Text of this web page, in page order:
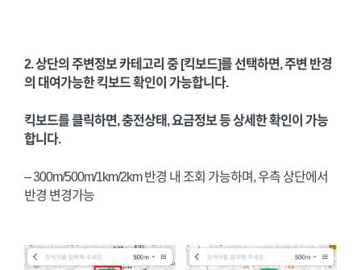
2. 상단의 주변정보 카테고리 중 [킥보드]를 선택하면, 주변 반경
의 대여가능한 킥보드 확인이 가능합니다.
킥보드를 클릭하면, 충전상태, 요금정보 등 상세한 확인이 가능
합니다.
– 300m/500m/1km/2km 반경 내 조회 가능하며, 우측 상단에서
반경 변경가능